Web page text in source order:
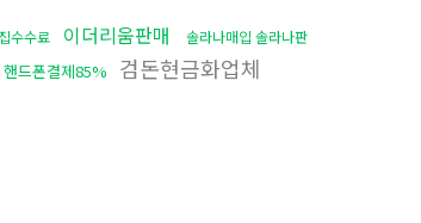
수수료 이더리움판매
솔라나매입 솔라나판
핸드폰결제85% 검돈현금화업체